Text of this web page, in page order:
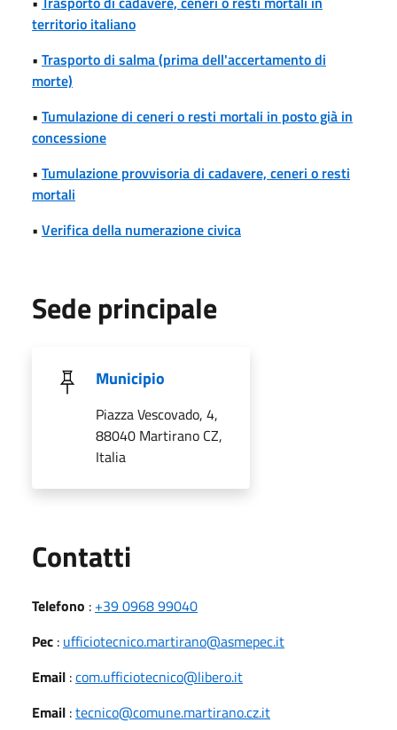
territorio italiano
• Trasporto di salma (prima dell'accertamento di
morte)
• Tumulazione di ceneri o resti mortali in posto già in
concessione
• Tumulazione provvisoria di cadavere, ceneri o resti
mortali
• Verifica della numerazione civica
Sede principale
Municipio
Piazza Vescovado, 4,
88040 Martirano CZ,
Italia
Contatti
Telefono : +39 0968 99040
Pec : ufficiotecnico.martirano@asmepec.it
Email :com.ufficiotecnico@libero.it
Email :tecnico@comune.martirano.cz.it